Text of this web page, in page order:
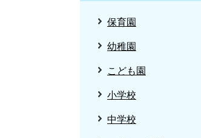
保育園
幼稚園
こども園
小学校
中学校